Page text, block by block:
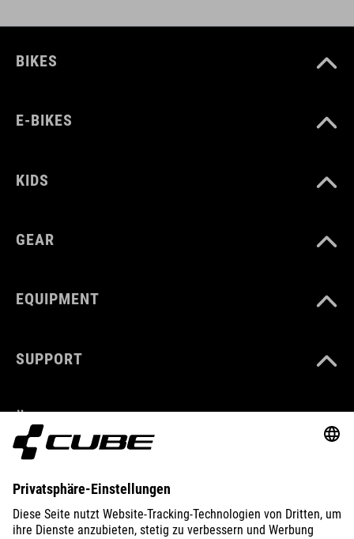
BIKES
E-BIKES
KIDS
GEAR
EQUIPMENT
SUPPORT
ÜBER UNS